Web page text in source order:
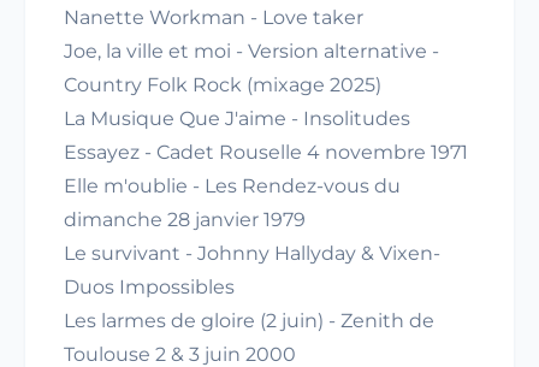
Nanette Workman - Love taker
Joe, la ville et moi - Version alternative -
Country Folk Rock (mixage 2025)
La Musique Que J'aime - Insolitudes
Essayez - Cadet Rouselle 4 novembre 1971
Elle m'oublie - Les Rendez-vous du
dimanche 28 janvier 1979
Le survivant - Johnny Hallyday & Vixen-
Duos Impossibles
Les larmes de gloire (2 juin) - Zenith de
Toulouse 2 & 3 juin 2000